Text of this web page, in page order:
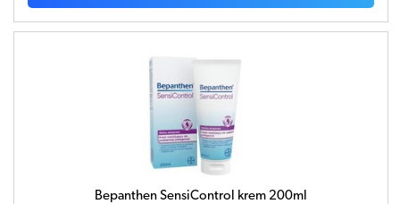
Bepanthen SensiControl krem 200ml